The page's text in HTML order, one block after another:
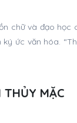
chữ và đạo
ức văn hóa.
THỦY MẶC